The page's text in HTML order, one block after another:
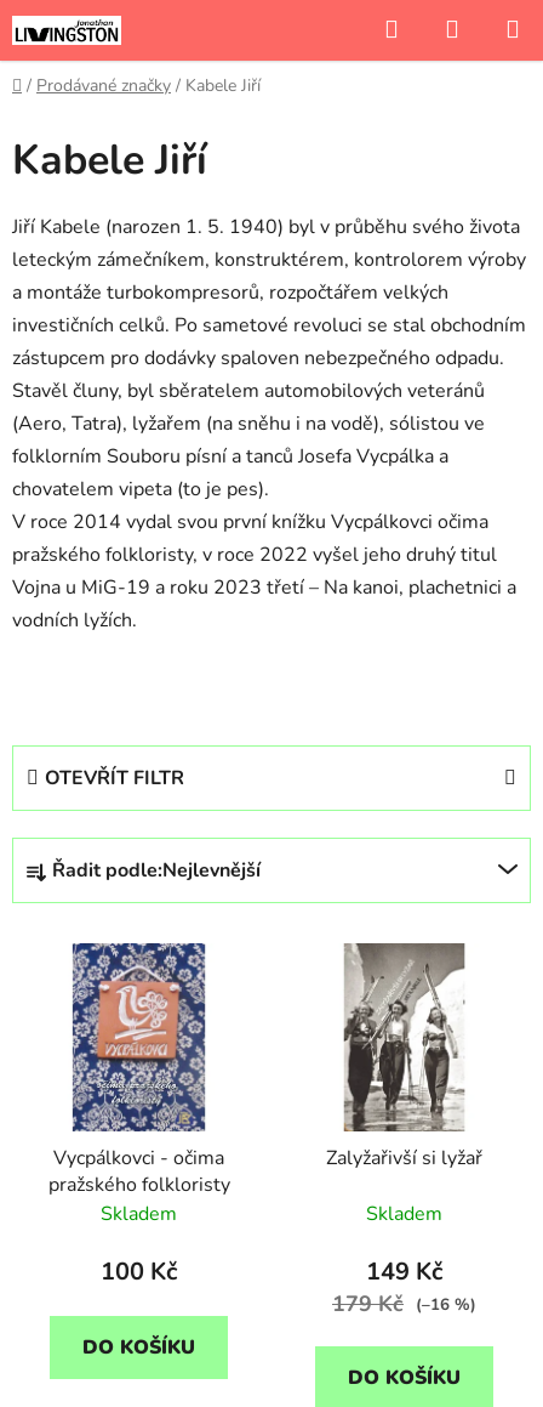
Přejít
na
obsah
Hledat
KOŠÍK
Domů
/ Prodávané značky / Kabele Jiří
Kabele Jiří
Jiří Kabele (narozen 1. 5. 1940) byl v průběhu svého života
leteckým zámečníkem, konstruktérem, kontrolorem výroby
a montáže turbokompresorů, rozpočtářem velkých
investičních celků. Po sametové revoluci se stal obchodním
zástupcem pro dodávky spaloven nebezpečného odpadu.
Stavěl čluny, byl sběratelem automobilových veteránů
(Aero, Tatra), lyžařem (na sněhu i na vodě), sólistou ve
folklorním Souboru písní a tanců Josefa Vycpálka a
chovatelem vipeta (to je pes).
V roce 2014 vydal svou první knížku Vycpálkovci očima
pražského folkloristy, v roce 2022 vyšel jeho druhý titul
Vojna u MiG-19 a roku 2023 třetí – Na kanoi, plachetnici a
vodních lyžích.
OTEVŘÍT FILTR
Ř
z
Řadit podle:Nejlevnější
Vycpálkovci - očima
pražského folkloristy
Skladem
100 Kč
DO KOŠÍKU
Zalyžařivší si lyžař
Skladem
149 Kč
179 Kč (–16 %)
DO KOŠÍKU